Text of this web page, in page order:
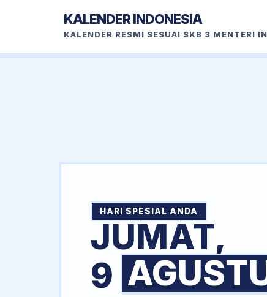
KALENDER INDONESIA
KALENDER RESMI SESUAI SKB 3 MENTERI
HARI SPESIAL ANDA
JUMAT,
9